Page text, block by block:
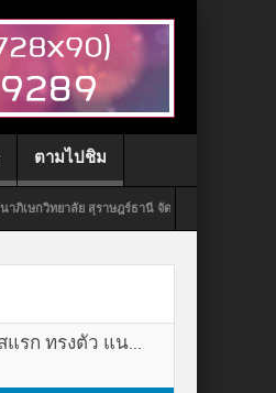
ตามไปชิม
าษฎร์ธานี จัดพิธีโครงการบรรพชาสามเณรถวาย
แรก ทรงตัว แน...